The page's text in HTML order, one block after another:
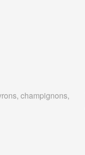
champignons,